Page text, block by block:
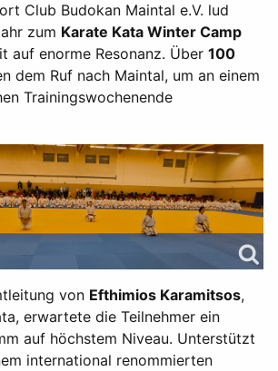
Club Budokan Maintal e.V. lud
zum Karate Kata Winter Camp
auf enorme Resonanz. Über 100
dem Ruf nach Maintal, um an einem
Trainingswochenende
von Efthimios Karamitsos,
erwartete die Teilnehmer ein
auf höchstem Niveau. Unterstützt
international renommierten